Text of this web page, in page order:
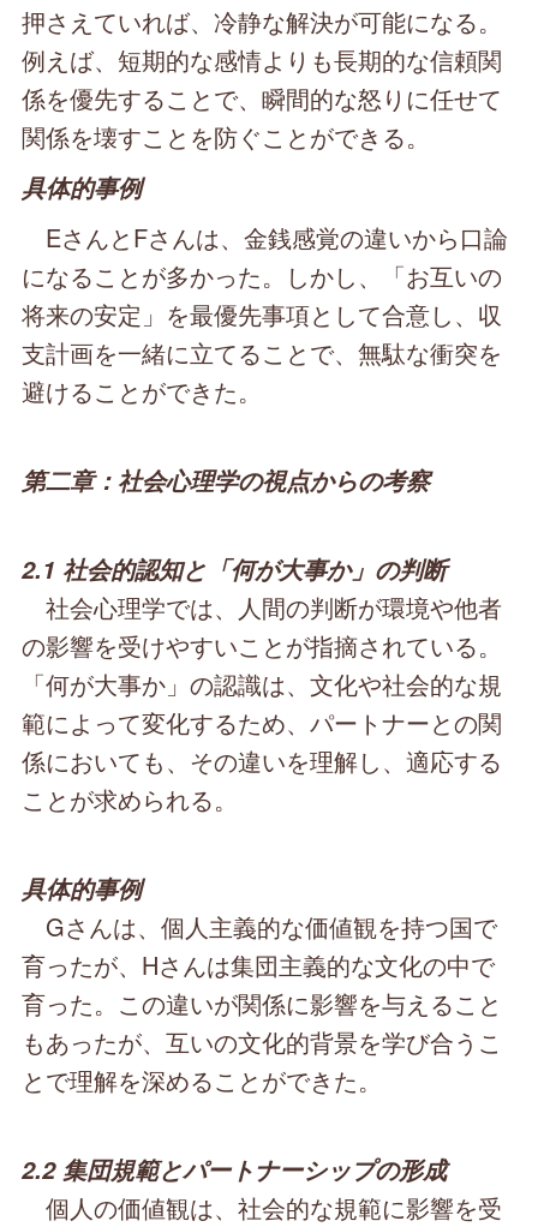
押さえていれば、冷静な解決が可能になる。
例えば、短期的な感情よりも長期的な信頼関
係を優先することで、瞬間的な怒りに任せて
関係を壊すことを防ぐことができる。
具体的事例
EさんとFさんは、金銭感覚の違いから口論
になることが多かった。しかし、「お互いの
将来の安定」を最優先事項として合意し、収
支計画を一緒に立てることで、無駄な衝突を
避けることができた。
第二章：社会心理学の視点からの考察
2.1 社会的認知と「何が大事か」の判断
社会心理学では、人間の判断が環境や他者
の影響を受けやすいことが指摘されている。
「何が大事か」の認識は、文化や社会的な規
範によって変化するため、パートナーとの関
係においても、その違いを理解し、適応する
ことが求められる。
具体的事例
Gさんは、個人主義的な価値観を持つ国で
育ったが、Hさんは集団主義的な文化の中で
育った。この違いが関係に影響を与えること
もあったが、互いの文化的背景を学び合うこ
とで理解を深めることができた。
2.2 集団規範とパートナーシップの形成
個人の価値観は、社会的な規範に影響を受